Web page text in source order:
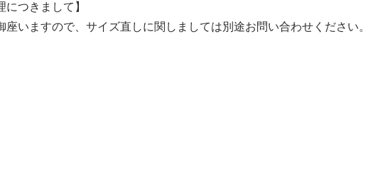
につきまして】
座いますので、サイズ直しに関しましては別途お問い合わせください。